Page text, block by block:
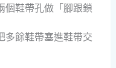
個鞋帶孔做「腳跟鎖
多餘鞋帶塞進鞋帶交